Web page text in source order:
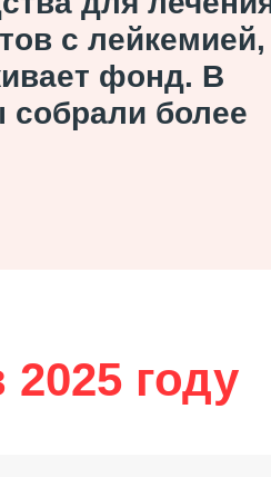
с лейкемией,
фонд. В
более
году